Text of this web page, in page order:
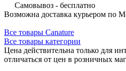
Самовывоз - бесплатно
Возможна доставка курьером по
Все товары Canature
Все товары категории
Цена действительна только для
отличаться от цен в розничных